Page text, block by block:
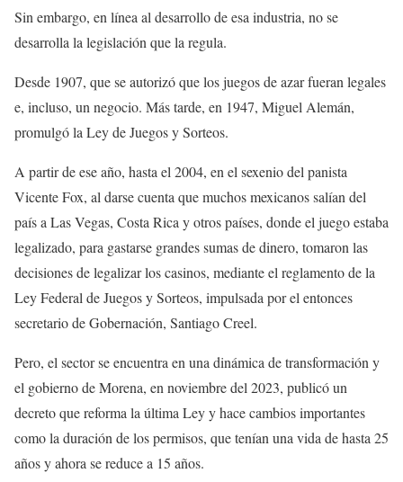
Sin embargo, en línea al desarrollo de esa industria, no se
desarrolla la legislación que la regula.
Desde 1907, que se autorizó que los juegos de azar fueran legales
e, incluso, un negocio. Más tarde, en 1947, Miguel Alemán,
promulgó la Ley de Juegos y Sorteos.
A partir de ese año, hasta el 2004, en el sexenio del panista
Vicente Fox, al darse cuenta que muchos mexicanos salían del
país a Las Vegas, Costa Rica y otros países, donde el juego estaba
legalizado, para gastarse grandes sumas de dinero, tomaron las
decisiones de legalizar los casinos, mediante el reglamento de la
Ley Federal de Juegos y Sorteos, impulsada por el entonces
secretario de Gobernación, Santiago Creel.
Pero, el sector se encuentra en una dinámica de transformación y
el gobierno de Morena, en noviembre del 2023, publicó un
decreto que reforma la última Ley y hace cambios importantes
como la duración de los permisos, que tenían una vida de hasta 25
años y ahora se reduce a 15 años.